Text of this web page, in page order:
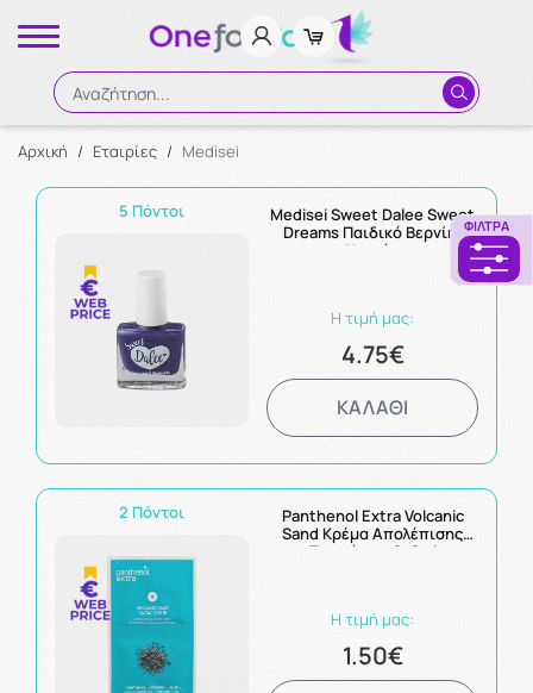
Αναζήτηση...
Αναζήτηση
Αρχική / Εταιρίες / Medisei
ΦΊΛΤΡΑ
5 Πόντοι
Medisei Sweet Dalee Sweet
Dreams Παιδικό Βερνίκι
Νυχιών
Η τιμή μας:
4.75€
ΚΑΛΑΘΙ
2 Πόντοι
Panthenol Extra Volcanic
Sand Κρέμα Απολέπισης
Προσώπου 2x8ml
Η τιμή μας:
1.50€